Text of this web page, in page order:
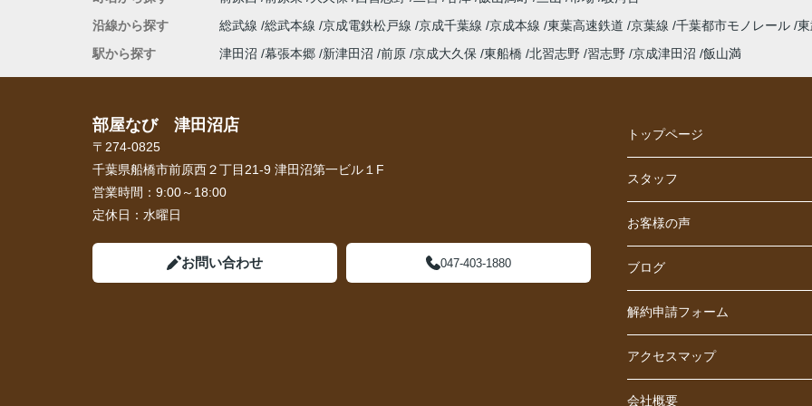
沿線から探す
総武線 総武本線 京成電鉄松戸線 京成千葉線 京成本線 東葉高速鉄道 京葉線 千葉都市モノレール
駅から探す
津田沼 幕張本郷 新津田沼 前原 京成大久保 東船橋 北習志野 習志野 京成津田沼 飯山満
部屋なび 津田沼店
〒274-0825
千葉県船橋市前原西２丁目21-9 津田沼第一ビル１F
営業時間： 9:00～18:00
定休日： 水曜日
お問い合わせ 047-403-1880
トップページ
スタッフ
お客様の声
ブログ
解約申請フォーム
アクセスマップ
会社概要